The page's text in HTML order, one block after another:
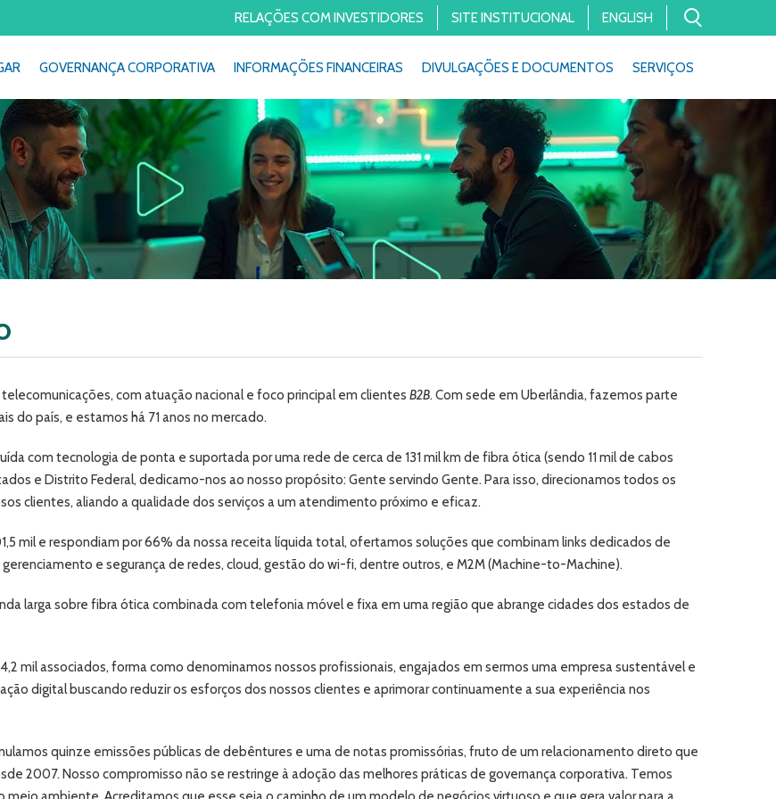
RELAÇÕES COM INVESTIDORES SITE INSTITUCIONAL ENGLISH
GOVERNANÇA CORPORATIVA INFORMAÇÕES FINANCEIRAS DIVULGAÇÕES E DOCUMENTOS SERVIÇOS
com atuação nacional e foco principal em clientes B2B. Com sede em Uberlândia, fazemos parte
do país, e estamos há 71 anos no mercado.
com tecnologia de ponta e suportada por uma rede de cerca de 131 mil km de fibra ótica (sendo 11 mil de cabos
e Distrito Federal, dedicamo-nos ao nosso propósito: Gente servindo Gente. Para isso, direcionamos todos os
clientes, aliando a qualidade dos serviços a um atendimento próximo e eficaz.
mil e respondiam por 66% da nossa receita líquida total, ofertamos soluções que combinam links dedicados de
e segurança de redes, cloud, gestão do wi-fi, dentre outros, e M2M (Machine-to-Machine).
larga sobre fibra ótica combinada com telefonia móvel e fixa em uma região que abrange cidades dos estados de
mil associados, forma como denominamos nossos profissionais, engajados em sermos uma empresa sustentável e
digital buscando reduzir os esforços dos nossos clientes e aprimorar continuamente a sua experiência nos
quinze emissões públicas de debêntures e uma de notas promissórias, fruto de um relacionamento direto que
2007. Nosso compromisso não se restringe à adoção das melhores práticas de governança corporativa. Temos